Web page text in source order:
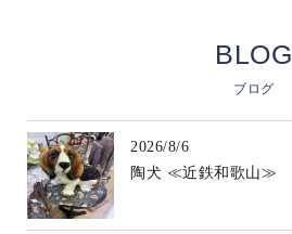
BLOG
ブログ
2026/8/6
陶犬 ≪近鉄和歌山≫